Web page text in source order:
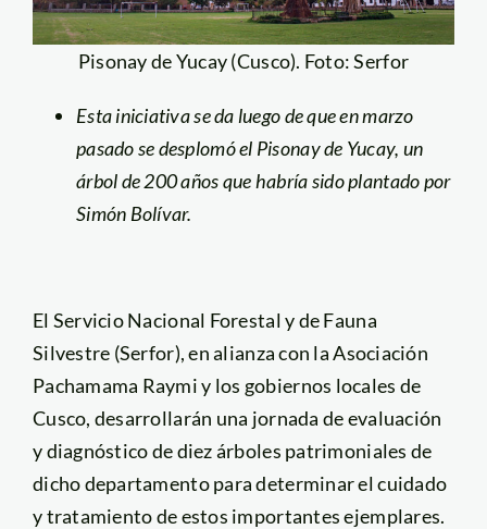
Pisonay de Yucay (Cusco). Foto: Serfor
Esta iniciativa se da luego de que en marzo
pasado se desplomó el Pisonay de Yucay, un
árbol de 200 años que habría sido plantado por
Simón Bolívar.
El Servicio Nacional Forestal y de Fauna
Silvestre (Serfor), en alianza con la Asociación
Pachamama Raymi y los gobiernos locales de
Cusco, desarrollarán una jornada de evaluación
y diagnóstico de diez árboles patrimoniales de
dicho departamento para determinar el cuidado
y tratamiento de estos importantes ejemplares.